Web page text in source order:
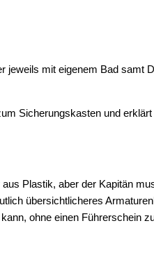
jeweils mit eigenem Bad samt
Sicherungskasten und
Plastik, aber der Kapitän
übersichtlicheres
ohne einen Führerschein